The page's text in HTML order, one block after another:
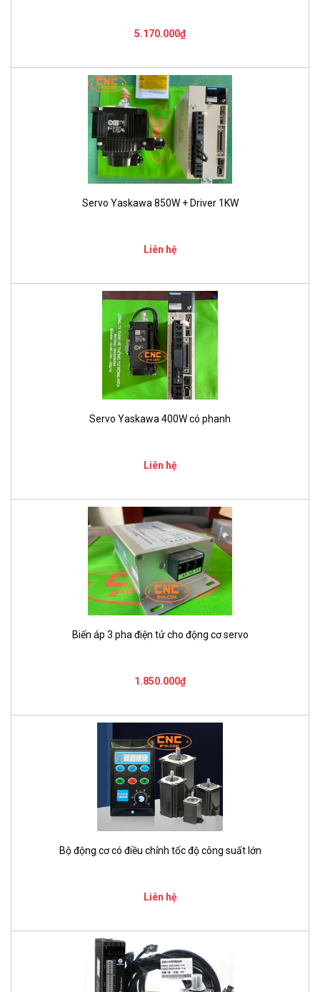
5.170.000₫
Servo Yaskawa 850W + Driver 1KW
Liên hệ
Servo Yaskawa 400W có phanh
Liên hệ
Biến áp 3 pha điện tử cho động cơ servo
1.850.000₫
Bộ động cơ có điều chỉnh tốc độ công suất lớn
Liên hệ